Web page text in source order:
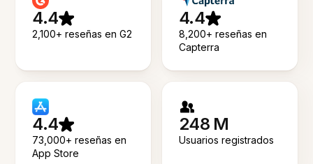
4.4
2,100+ reseñas en G2
4.4
8,200+ reseñas en
Capterra
4.4
73,000+ reseñas en
App Store
248 M
Usuarios registrados